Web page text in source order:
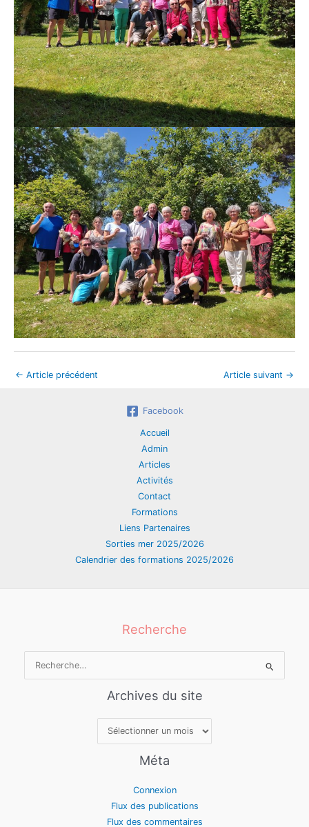
← Article précédent Article suivant →
Facebook
Accueil
Admin
Articles
Activités
Contact
Formations
Liens Partenaires
Sorties mer 2025/2026
Calendrier des formations 2025/2026
Recherche
Archives du site
Archives
Méta
Connexion
Flux des publications
Flux des commentaires